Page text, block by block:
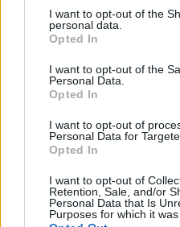
I want to opt-out of the
personal data.
Opted In
I want to opt-out of the
Personal Data.
Opted In
I want to opt-out of
Personal Data for
Opted In
I want to opt-out of
Retention, Sale, and/or
Personal Data that Is
Purposes for which it was
Seuraa Gekkosta
Leski Matti
Rakkaus
Suhteet